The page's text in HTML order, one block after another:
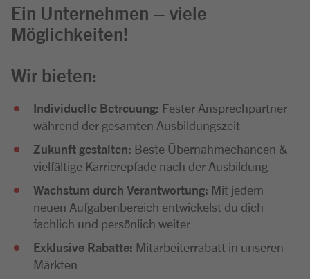
Ein Unternehmen – viele
Möglichkeiten!
Wir bieten:
Individuelle Betreuung: Fester Ansprechpartner
während der gesamten Ausbildungszeit
Zukunft gestalten: Beste Übernahmechancen &
vielfältige Karrierepfade nach der Ausbildung
Wachstum durch Verantwortung: Mit jedem
neuen Aufgabenbereich entwickelst du dich
fachlich und persönlich weiter
Exklusive Rabatte: Mitarbeiterrabatt in unseren
Märkten